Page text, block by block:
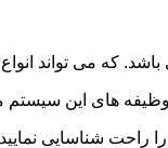
های این سیستم